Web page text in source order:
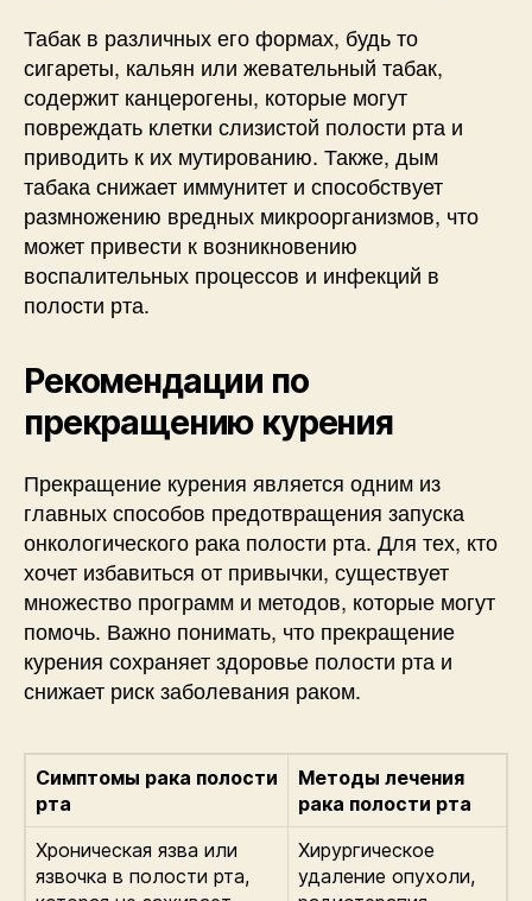
Табак в различных его формах, будь то
сигареты, кальян или жевательный табак,
содержит канцерогены, которые могут
повреждать клетки слизистой полости рта и
приводить к их мутированию. Также, дым
табака снижает иммунитет и способствует
размножению вредных микроорганизмов, что
может привести к возникновению
воспалительных процессов и инфекций в
полости рта.
Рекомендации по
прекращению курения
Прекращение курения является одним из
главных способов предотвращения запуска
онкологического рака полости рта. Для тех, кто
хочет избавиться от привычки, существует
множество программ и методов, которые могут
помочь. Важно понимать, что прекращение
курения сохраняет здоровье полости рта и
снижает риск заболевания раком.
Симптомы рака полости
рта
Методы лечения
рака полости рта
Хроническая язва или
язвочка в полости рта,
Хирургическое
удаление опухоли,